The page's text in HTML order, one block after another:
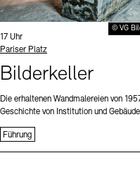
© VG
Uhrzeit:
17 Uhr
Standort
Pariser Platz
Bilderkeller
Die erhaltenen Wandmalereien von
Geschichte von Institution und
Führung